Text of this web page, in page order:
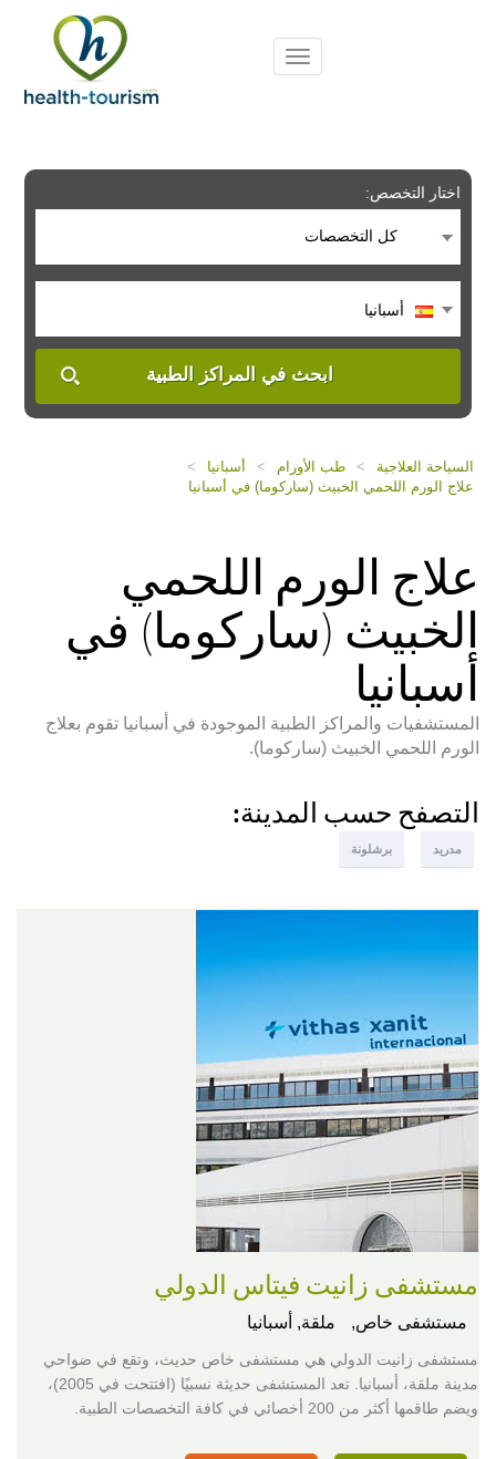
includes
system.
اختار التخصص:
كل التخصصات
أسبانيا
ابحث في المراكز الطبية
السياحة العلاجية > طب الأورام > أسبانيا
>
علاج الورم اللحمي الخبيث (ساركوما) في أسبانيا
علاج الورم اللحمي
الخبيث (ساركوما) في
أسبانيا
المستشفيات والمراكز الطبية الموجودة في أسبانيا تقوم بعلاج
الورم اللحمي الخبيث (ساركوما).
التصفح حسب المدينة:
مدريد برشلونة
مستشفى زانيت فيتاس الدولي
مستشفى خاص, ملقة, أسبانيا
مستشفى زانيت الدولي هي مستشفى خاص حديث، وتقع في ضواحي
مدينة ملقة، أسبانيا. تعد المستشفى حديثة نسبيًا (افتتحت في 2005)،
ويضم طاقمها أكثر من 200 أخصائي في كافة التخصصات الطبية.